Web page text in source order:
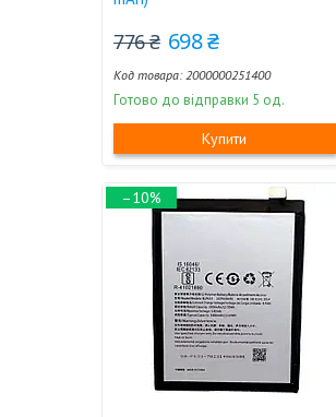
776 ₴ 698 ₴
2000000251400
Готово до відправки 5 од.
Купити
–10%